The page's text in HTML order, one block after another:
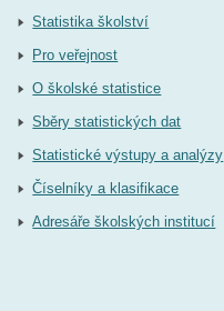
Statistika školství
Pro veřejnost
O školské statistice
Sběry statistických dat
Statistické výstupy a analýzy
Číselníky a klasifikace
Adresáře školských institucí